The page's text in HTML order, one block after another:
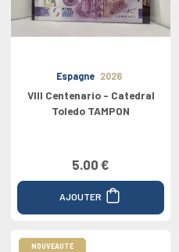
Espagne 2026
VIII Centenario - Catedral
Toledo TAMPON
5.00 €
AJOUTER
NOUVEAUTÉ